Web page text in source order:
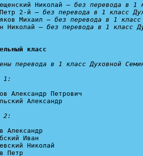
Николай — без перевода в 1
2-й — без перевода в 1 класс
Михаил — без перевода в 1 класс
Николай — без перевода в 1 класс
класс
перевода в 1 класс Духовной
1:
Александр Петрович
Александр
2:
Александр
Иван
Николай
Петр